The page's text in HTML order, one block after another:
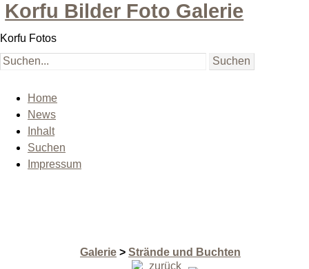
Korfu Bilder Foto Galerie
Korfu Fotos
Home
News
Inhalt
Suchen
Impressum
Galerie > Strände und Buchten